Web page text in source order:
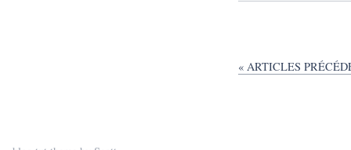
« ARTICLES